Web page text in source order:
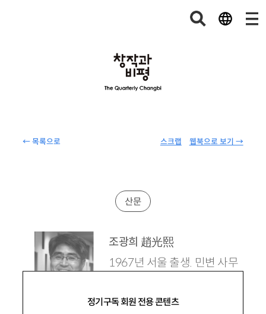
← 목록으로 웹북으로 보기 →
스크랩
정기구독 회원 전용 콘텐츠
산문
조광희 趙光熙
1967년 서울 출생. 민변 사무
호사로 일했고, 현재 영화제작